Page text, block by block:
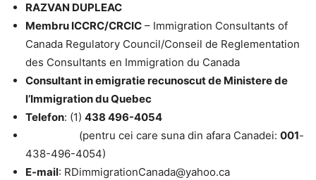
RAZVAN DUPLEAC
Membru ICCRC/CRCIC – Immigration Consultants of
Canada Regulatory Council/Conseil de Reglementation
des Consultants en Immigration du Canada
Consultant in emigratie recunoscut de Ministere de
l’Immigration du Quebec
Telefon: (1) 438 496-4054
(pentru cei care suna din afara Canadei: 001-
438-496-4054)
E-mail: RDimmigrationCanada@yahoo.ca